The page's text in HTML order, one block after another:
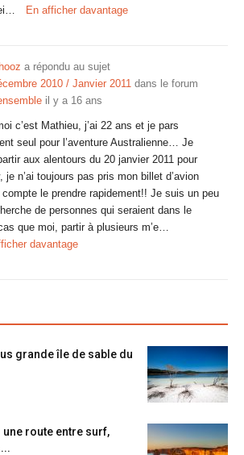
En afficher davantage
a répondu au sujet
2010 / Janvier 2011 dans le forum
il y a 16 ans
c’est Mathieu, j’ai 22 ans et je pars
seul pour l’aventure Australienne… Je
aux alentours du 20 janvier 2011 pour
je n’ai toujours pas pris mon billet d’avion
le prendre rapidement!! Je suis un peu
de personnes qui seraient dans le
que moi, partir à plusieurs m’e…
davantage
grande île de sable du
une route entre surf,